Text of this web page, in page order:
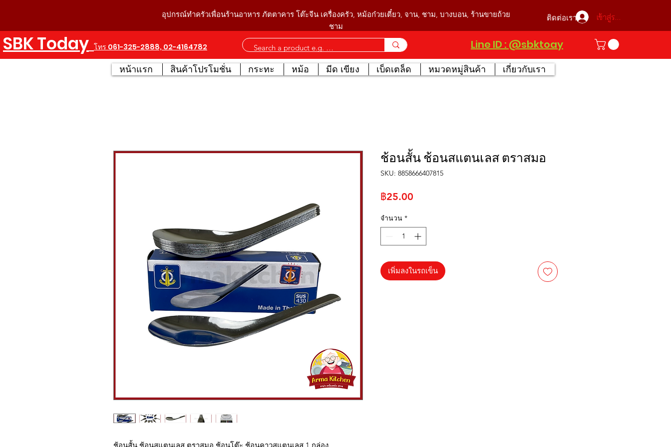
อุปกรณ์ทำครัวเพื่อนร้านอาหาร ภัตตาคาร โต๊ะจีน เครื่องครัว, หม้อก๋วยเตี๋ยว, จาน, ชาม, บางบอน, ร้านขายถ้วย
ชาม
เข้าสู่ระบบ
ติดต่อเรา
SBK Today โทร 061-325-2888, 02-4164782 Line ID : @sbktoay
หน้าแรก สินค้าโปรโมชั่น กระทะ หม้อ มีด เขียง เบ็ดเตล็ด หมวดหมู่สินค้า เกี่ยวกับเรา
ช้อนสั้น ช้อนสแตนเลส ตราสมอ
SKU: 8858666407815
฿25.00
จำนวน *
เพิ่มลงในรถเข็น